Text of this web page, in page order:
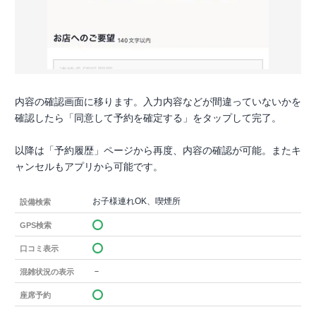
内容の確認画面に移ります。入力内容などが間違っていないかを
確認したら「同意して予約を確定する」をタップして完了。
以降は「予約履歴」ページから再度、内容の確認が可能。またキ
ャンセルもアプリから可能です。
設備検索 お子様連れOK、喫煙所
GPS検索
口コミ表示
混雑状況の表示 －
座席予約